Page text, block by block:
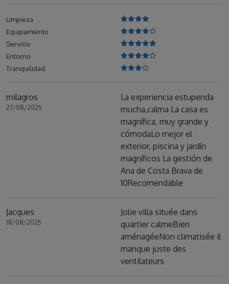
Limpieza
Equipamiento
Servicio
Entorno
Tranquilidad
milagros
27/08/2025
La experiencia estupenda
mucha,calma La casa es
magnífica, muy grande y
cómodaLo mejor el
exterior, piscina y jardín
magníficos La gestión de
Ana de Costa Brava de
10Recomendable
Jacques
18/08/2025
Jolie villa située dans
quartier calmeBien
aménagéeNon climatisée il
manque juste des
ventilateurs